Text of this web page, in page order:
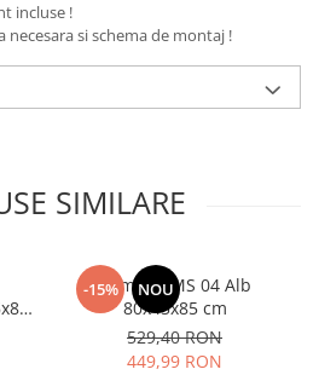
incluse !
si schema de montaj !
SIMILARE
-15% NOU
Comoda MS 04 Alb
80x45x85 cm
529,40 RON
449,99 RON